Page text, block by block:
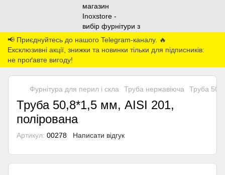
📢 Приєднуйтесь до нашого Telegram-каналу. 🔥
Ексклюзивні акції, знижки та новинки тільки для підписників:
не проґавте вигоду!
Фурнітура для перил і скла Труба нержавіюча Труба
Труба 50,8*1,5 мм, AISI 201,
полірована
Артикул: 00278 Написати відгук